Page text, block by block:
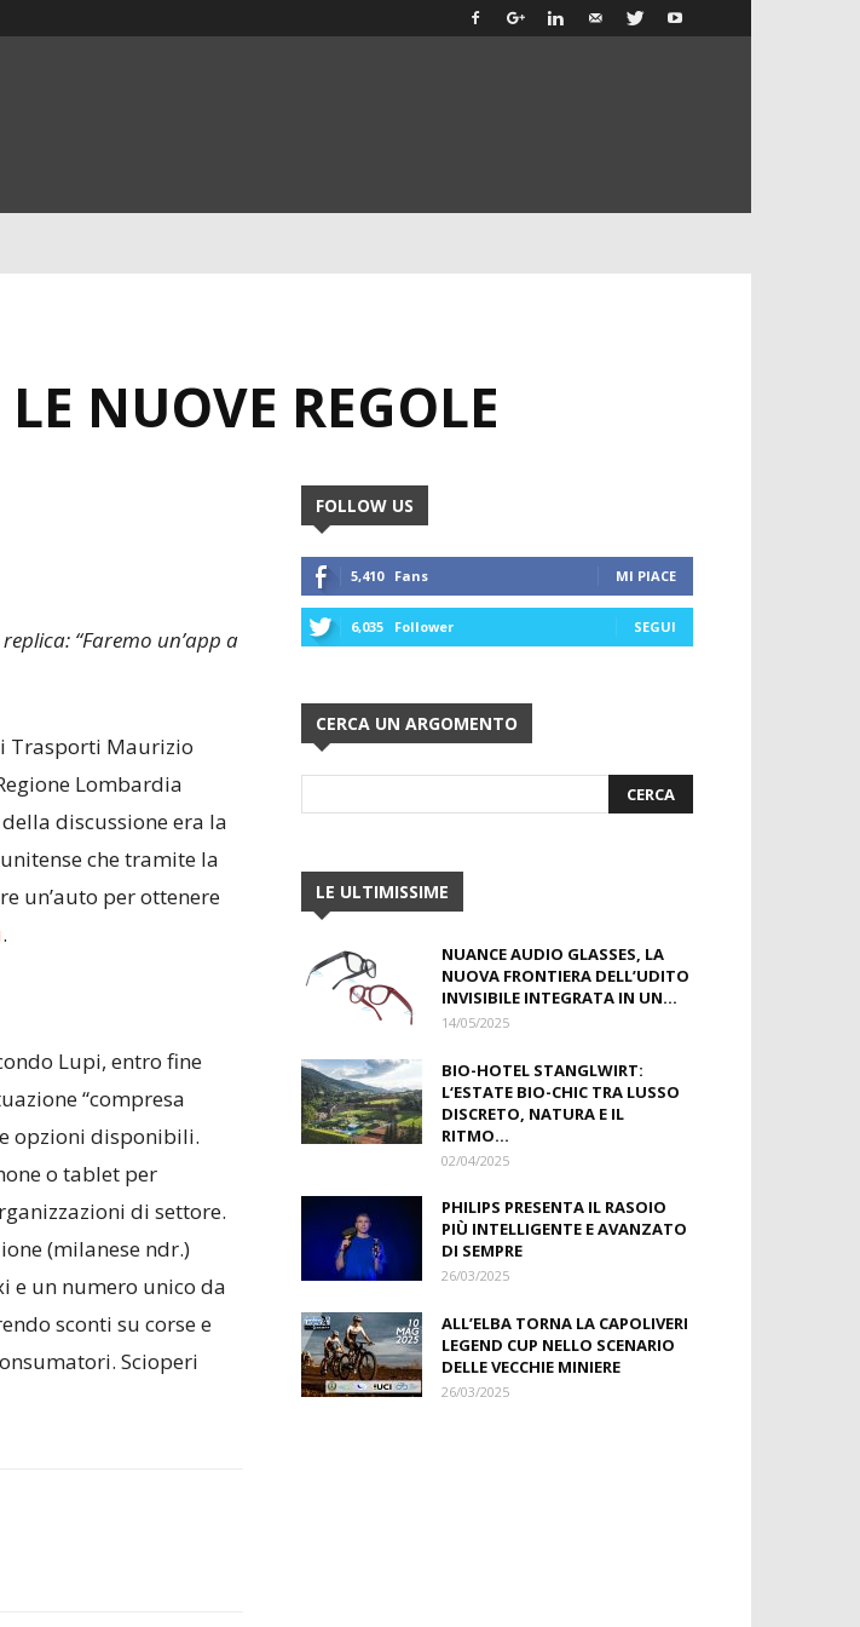
NUOVE REGOLE
“Faremo un’app a
Trasporti Maurizio
Lombardia
discussione era la
che tramite la
un’auto per ottenere
.
Lupi, entro fine
“compresa
opzioni disponibili.
o tablet per
di settore.
(milanese ndr.)
e un numero unico da
sconti su corse e
Scioperi
FOLLOW US
5,410 Fans MI PIACE
6,035 Follower SEGUI
CERCA UN ARGOMENTO
LE ULTIMISSIME
NUANCE AUDIO GLASSES, LA
NUOVA FRONTIERA DELL’UDITO
INVISIBILE INTEGRATA IN UN...
14/05/2025
BIO-HOTEL STANGLWIRT:
L‘ESTATE BIO-CHIC TRA LUSSO
DISCRETO, NATURA E IL
RITMO...
02/04/2025
PHILIPS PRESENTA IL RASOIO
PIÙ INTELLIGENTE E AVANZATO
DI SEMPRE
26/03/2025
ALL’ELBA TORNA LA CAPOLIVERI
LEGEND CUP NELLO SCENARIO
DELLE VECCHIE MINIERE
26/03/2025